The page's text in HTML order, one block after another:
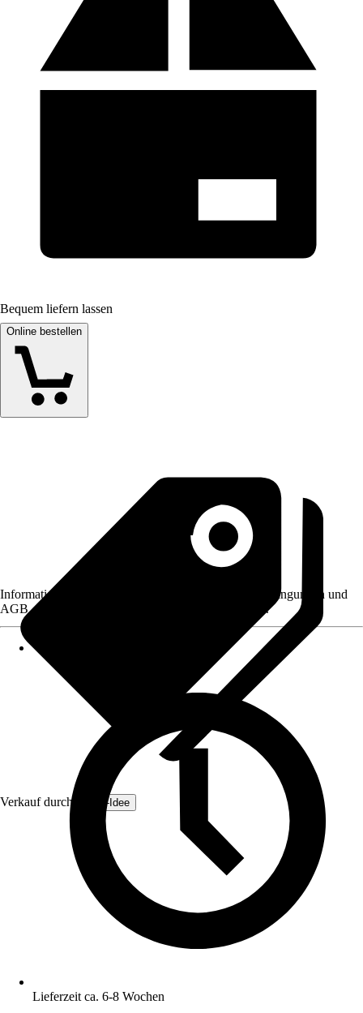
Bequem liefern lassen
Online bestellen
Verkauf durch: Zaun-Idee
Informationen des Verkäufers, wie z. B. Rückgabebedingungen und
AGB, finden Sie bei Klick auf den Verkäufernamen.
Lieferzeit ca. 6-8 Wochen